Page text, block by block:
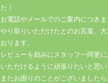
た！
お電話やメールでのご案内につき
やり取りいただけたとのお言葉、
おります。
レビューを励みにスタッフ一同更
いただけるように頑張りたいと思
またお困りのことがございました